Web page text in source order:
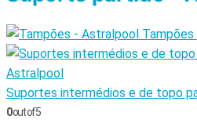
Suportes intermédios e de topo
0out of 5